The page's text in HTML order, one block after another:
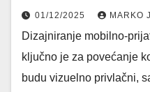
01/12/2025 MARKO
Dizajniranje mobilno-
ključno je za povećanje
budu vizuelno privlačni,